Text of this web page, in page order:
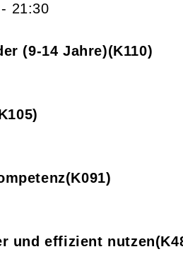
- 21:30
(9-14 Jahre) K110
K091
und effizient nutzen